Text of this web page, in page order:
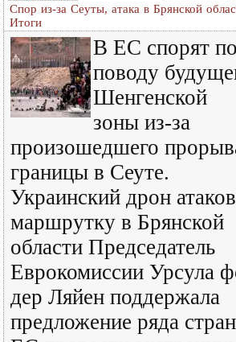
Спор из-за Сеуты, атака в Брянской
Итоги
В ЕС спорят по
поводу
Шенгенской
зоны из-за
произошедшего
границы в Сеуте.
Украинский дрон
маршрутку в Брянской
области Председатель
Еврокомиссии Урсула
дер Ляйен поддержала
предложение ряда стран